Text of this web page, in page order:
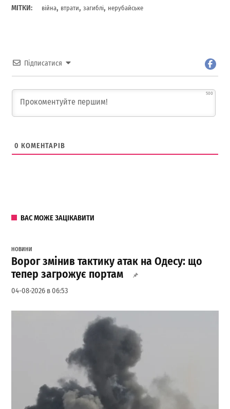
МІТКИ: війна, втрати,загиблі, нерубайське
Підписатися
500
0 КОМЕНТАРІВ
ВАС МОЖЕ ЗАЦІКАВИТИ
НОВИНИ
Ворог змінив тактику атак на Одесу: що
тепер загрожує портам
04-08-2026 в 06:53